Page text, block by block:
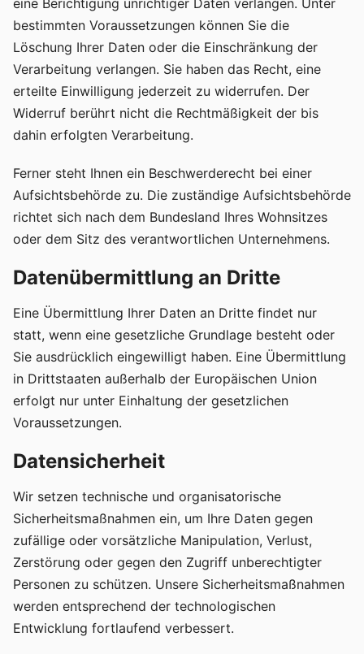
eine Berichtigung unrichtiger Daten verlangen. Unter
bestimmten Voraussetzungen können Sie die
Löschung Ihrer Daten oder die Einschränkung der
Verarbeitung verlangen. Sie haben das Recht, eine
erteilte Einwilligung jederzeit zu widerrufen. Der
Widerruf berührt nicht die Rechtmäßigkeit der bis
dahin erfolgten Verarbeitung.
Ferner steht Ihnen ein Beschwerderecht bei einer
Aufsichtsbehörde zu. Die zuständige Aufsichtsbehörde
richtet sich nach dem Bundesland Ihres Wohnsitzes
oder dem Sitz des verantwortlichen Unternehmens.
Datenübermittlung an Dritte
Eine Übermittlung Ihrer Daten an Dritte findet nur
statt, wenn eine gesetzliche Grundlage besteht oder
Sie ausdrücklich eingewilligt haben. Eine Übermittlung
in Drittstaaten außerhalb der Europäischen Union
erfolgt nur unter Einhaltung der gesetzlichen
Voraussetzungen.
Datensicherheit
Wir setzen technische und organisatorische
Sicherheitsmaßnahmen ein, um Ihre Daten gegen
zufällige oder vorsätzliche Manipulation, Verlust,
Zerstörung oder gegen den Zugriff unberechtigter
Personen zu schützen. Unsere Sicherheitsmaßnahmen
werden entsprechend der technologischen
Entwicklung fortlaufend verbessert.